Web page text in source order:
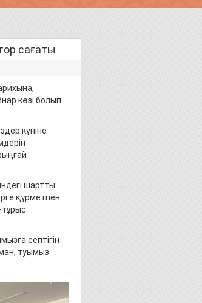
сағаты
көзі болып
күніне
шартты
құрметпен
септігін
туымыз